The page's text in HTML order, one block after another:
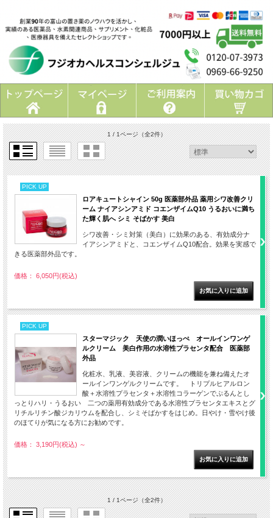
1 / 1ページ（全2件）
PICK UP
ロアキュートシャイン 50g 医薬部外品 薬用シワ改善クリ
ーム ナイアシンアミド コエンザイムQ10 うるおいに満ち
た輝く肌へ シミ そばかす 美白
シワ改善・シミ対策（美白）に効果のある、有効成分ナ
イアシンアミドと、コエンザイムQ10配合。効果を実感で
きる医薬部外品です。
価格： 6,050円(税込)
PICK UP
スターマジック 天使の潤いほっぺ オールインワンゲ
ルクリーム 美白作用の水溶性プラセンタ配合 医薬部
外品
化粧水、乳液、美容液、クリームの機能を兼ね備えたオ
ールインワンゲルクリームです。 トリプルヒアルロン
酸＋水溶性プラセンタ＋水溶性コラーゲンでぷるんとし
っとりハリ・うるおい 二つの薬用有効成分である水溶性プラセンタエキスとグ
リチルリチン酸ジカリウムを配合し、シミそばかすをはじめ。日やけ・雪やけ後
のほてりが気になる方にお勧めです。
価格： 3,190円(税込) ～
1 / 1ページ（全2件）